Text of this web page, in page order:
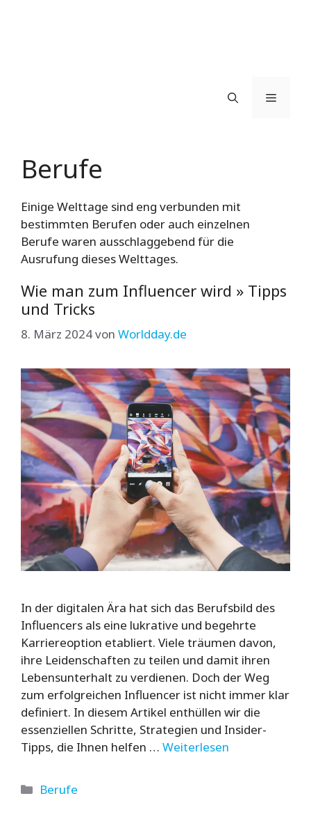
Menü
Berufe
Einige Welttage sind eng verbunden mit
bestimmten Berufen oder auch einzelnen
Berufe waren ausschlaggebend für die
Ausrufung dieses Welttages.
Wie man zum Influencer wird » Tipps
und Tricks
8. März 2024von Worldday.de
In der digitalen Ära hat sich das Berufsbild des
Influencers als eine lukrative und begehrte
Karriereoption etabliert. Viele träumen davon,
ihre Leidenschaften zu teilen und damit ihren
Lebensunterhalt zu verdienen. Doch der Weg
zum erfolgreichen Influencer ist nicht immer klar
definiert. In diesem Artikel enthüllen wir die
essenziellen Schritte, Strategien und Insider-
Tipps, die Ihnen helfen … Weiterlesen
Kategorien
Berufe